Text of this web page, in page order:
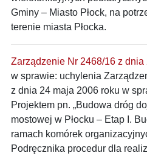
Gminy – Miasto Płock, na
terenie miasta Płocka.
Zarządzenie Nr 2468/16 z dnia
w sprawie: uchylenia
z dnia 24 maja 2006 roku w
Projektem pn. „Budowa dróg
mostowej w Płocku – Etap I.
ramach komórek
Podręcznika procedur dla